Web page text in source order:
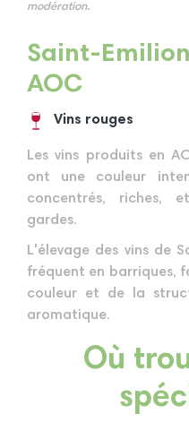
modération.
Saint-
AOC
Vins rouges
Les vins produits en
ont une couleur
concentrés, riches,
gardes.
L'élevage des vins de
fréquent en barriques,
couleur et de la
aromatique.
Où